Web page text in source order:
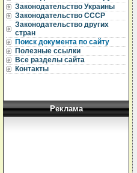
Законодательство Украины
Законодательство СССР
Законодательство других
стран
Поиск документа по сайту
Полезные ссылки
Все разделы сайта
Контакты
Реклама